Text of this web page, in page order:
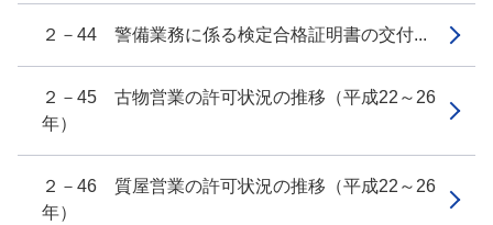
２－44 警備業務に係る検定合格証明書の交付...
２－45 古物営業の許可状況の推移（平成22～26
年）
２－46 質屋営業の許可状況の推移（平成22～26
年）